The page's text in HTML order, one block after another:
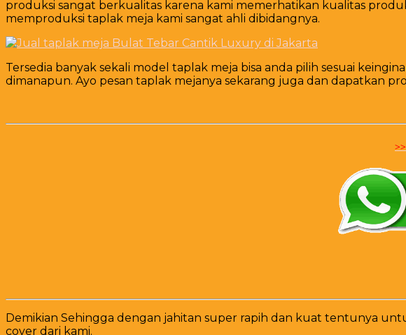
produksi sangat berkualitas karena kami memerhatikan kualitas
memproduksi taplak meja kami sangat ahli dibidangnya.
Tersedia banyak sekali model taplak meja bisa anda pilih sesuai
dimanapun. Ayo pesan taplak mejanya sekarang juga dan dapatkan
Demikian Sehingga dengan jahitan super rapih dan kuat tentunya
cover dari kami.